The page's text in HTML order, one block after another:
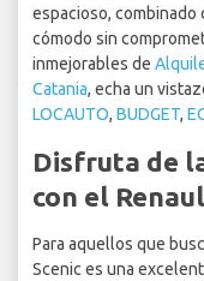
espacioso, combinado
cómodo sin
inmejorables de
Catania, echa un
LOCAUTO, BUDGET,
Disfruta de
con el
Para aquellos que
Scenic es una